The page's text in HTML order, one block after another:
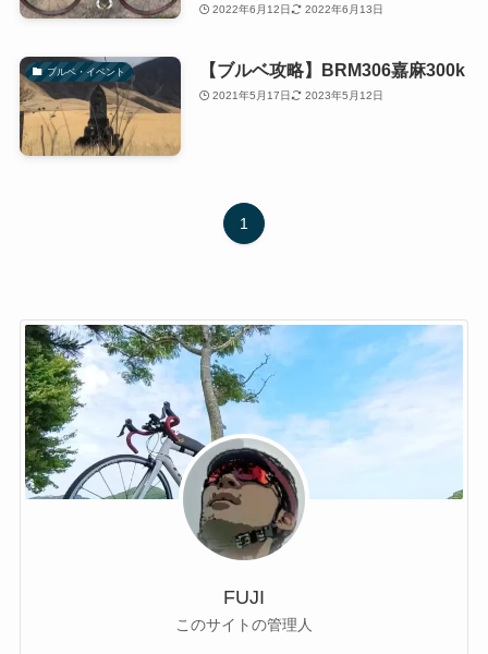
2022年6月12日 2022年6月13日
ブルベ・イベント 【ブルベ攻略】BRM306嘉麻300k
2021年5月17日 2023年5月12日
1
FUJI
このサイトの管理人